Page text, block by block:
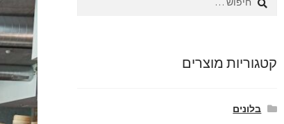
קטגוריות מוצרים
בלונים